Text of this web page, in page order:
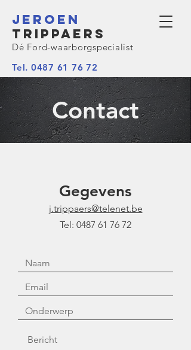
Jeroen
Trippaers
Tel. 0487 61 76 72
Dé Ford-waarborgspecialist
Contact
Gegevens
j.trippaers@telenet.be
Tel: 0487 61 76 72